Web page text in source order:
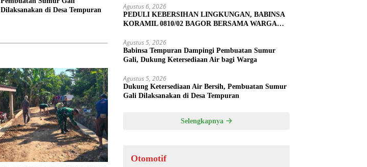
Dilaksanakan di Desa Tempuran
Agustus 6, 2026
PEDULI KEBERSIHAN LINGKUNGAN, BABINSA
KORAMIL 0810/02 BAGOR BERSAMA WARGA
Agustus 5, 2026
Babinsa Tempuran Dampingi Pembuatan Sumur
Gali, Dukung Ketersediaan Air bagi Warga
Agustus 5, 2026
Dukung Ketersediaan Air Bersih, Pembuatan Sumur
Gali Dilaksanakan di Desa Tempuran
Selengkapnya
Otomotif